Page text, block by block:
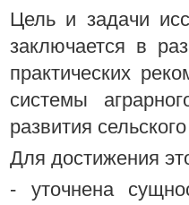
Цель и задачи
заключается в
практических
системы
развития
Для достижения
- уточнена